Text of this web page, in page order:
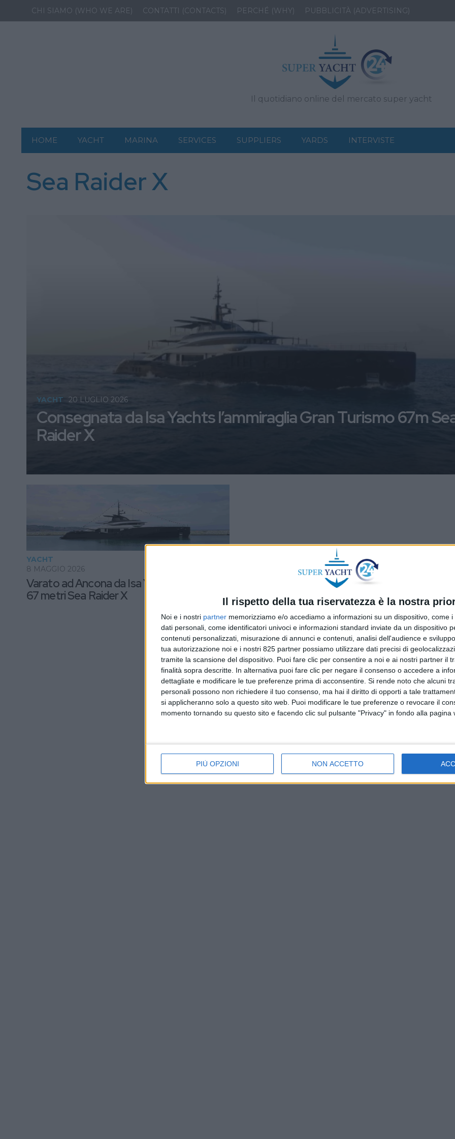
Il rispetto della tua riservatezza è la nostra
Noi e i nostri partner memorizziamo e/o accediamo a informazioni su un dispositivo, come
dati personali, come identificatori univoci e informazioni standard inviate da un dispositivo
contenuti personalizzati, misurazione di annunci e contenuti, analisi dell'audience e
tua autorizzazione noi e i nostri 825 partner possiamo utilizzare dati precisi di
tramite la scansione del dispositivo. Puoi fare clic per consentire a noi e ai nostri partner il
finalità sopra descritte. In alternativa puoi fare clic per negare il consenso o accedere a
dettagliate e modificare le tue preferenze prima di acconsentire. Si rende noto che alcuni
personali possono non richiedere il tuo consenso, ma hai il diritto di opporti a tale
si applicheranno solo a questo sito web. Puoi modificare le tue preferenze o revocare il
momento tornando su questo sito e facendo clic sul pulsante "Privacy" in fondo alla pagina
PIÙ OPZIONI NON ACCETTO
CHI SIAMO (WHO WE ARE) CONTATTI (CONTACTS) PERCHÉ (WHY) PUBBLICITÀ (ADVERTISING)
Il quotidiano online del mercato super yacht
HOME YACHT MARINA SERVICES SUPPLIERS YARDS INTERVISTE
Sea Raider X
Consegnata da Isa Yachts l’ammiraglia Gran Turismo 67m
Raider X
YACHT 20 LUGLIO 2026
Varato ad Ancona da Isa Yachts il nuovo
67 metri Sea Raider X
YACHT
8 MAGGIO 2026